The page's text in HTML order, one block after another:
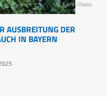
© Karin Haas
AUSBREITUNG DER
IN BAYERN